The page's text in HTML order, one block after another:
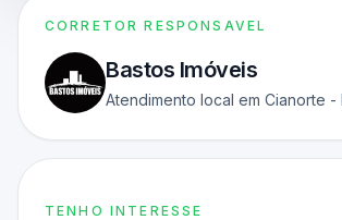
CORRETOR RESPONSAVEL
Bastos Imóveis
Atendimento local em Cianorte -
TENHO INTERESSE